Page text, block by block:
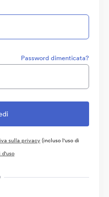
Password dimenticata?
sulla privacy(incluso l'uso di
d'uso